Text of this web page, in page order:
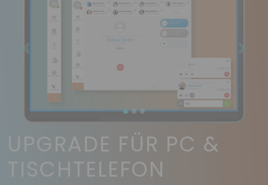
UPGRADE FÜR PC &
TISCHTELEFON